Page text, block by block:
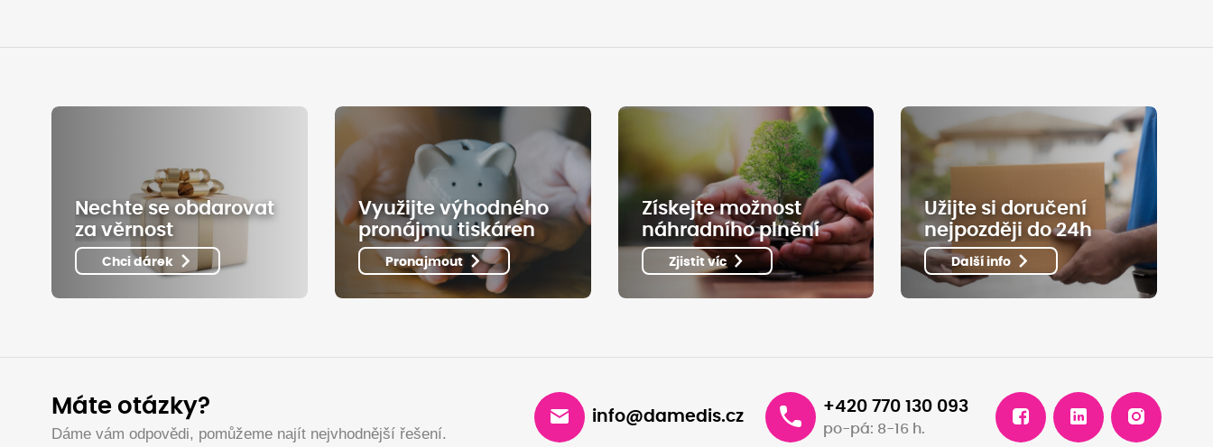
Nechte se obdarovat
za věrnost
Chci dárek
Využijte výhodného
pronájmu tiskáren
Pronajmout
Získejte možnost
náhradního plnění
Zjistit víc
Užijte si doručení
nejpozději do 24h
Další info
Máte otázky?
Dáme vám odpovědi, pomůžeme najít nejvhodnější řešení.
info@damedis.cz
+420 770 130 093
po-pá: 8-16 h.